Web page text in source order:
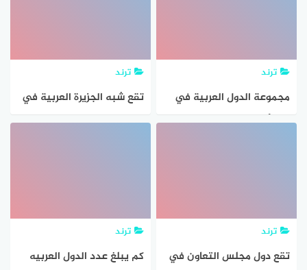
ترند
مجموعة الدول العربية في
قارة أفريقيا
ترند
تقع شبه الجزيرة العربية في
الجنوب الغربي من قارة؟
ترند
تقع دول مجلس التعاون في
ترند
كم يبلغ عدد الدول العربيه